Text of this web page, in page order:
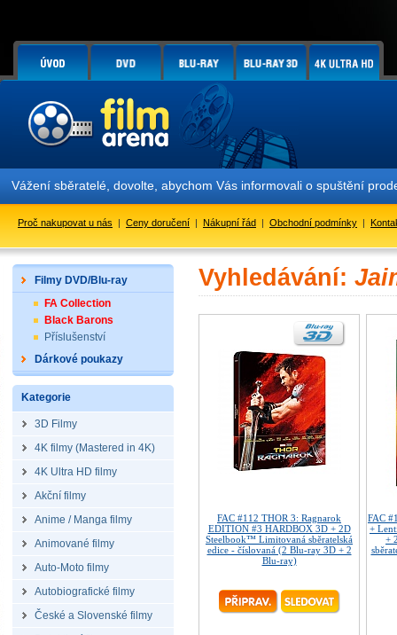
Vážení sběratelé, dovolte, abychom Vás informovali o spuštění
Proč nakupovat u nás | Ceny doručení | Nákupní řád | Obchodní podmínky |
Filmy DVD/Blu-ray
FA Collection
Black Barons
Příslušenství
Dárkové poukazy
Kategorie
3D Filmy
4K filmy (Mastered in 4K)
4K Ultra HD filmy
Akční filmy
Anime / Manga filmy
Animované filmy
Auto-Moto filmy
Autobiografické filmy
České a Slovenské filmy
Vyhledávání:
FAC #112 THOR 3: Ragnarok
EDITION #3 HARDBOX 3D + 2D
Steelbook™ Limitovaná sběratelská
edice - číslovaná (2 Blu-ray 3D + 2
Blu-ray)
FAC
+
+